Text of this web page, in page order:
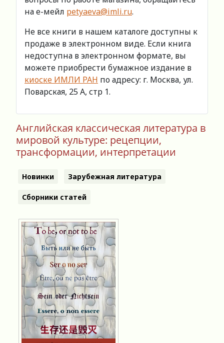
на е-мейл petyaeva@imli.ru.
Не все книги в нашем каталоге доступны к
продаже в электронном виде. Если книга
недоступна в электронном формате, вы
можете приобрести бумажное издание в
киоске ИМЛИ РАН по адресу: г. Москва, ул.
Поварская, 25 А, стр 1.
Английская классическая литература в
мировой культуре: рецепции,
трансформации, интерпретации
Новинки Зарубежная литература
Сборники статей